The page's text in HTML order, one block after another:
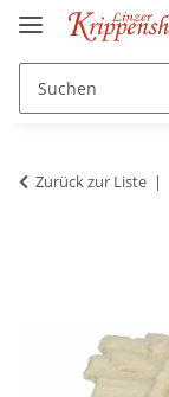
Zurück zur Liste